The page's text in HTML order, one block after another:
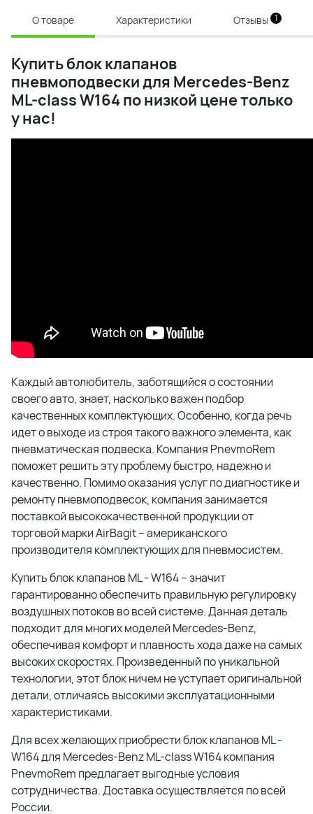
О товаре Характеристики Отзывы 1
Купитьблок клапанов
пневмоподвески для Mercedes-Benz
ML-class W164 по низкой цене только
у нас!
Каждый автолюбитель, заботящийся о состоянии
своего авто, знает, насколько важен подбор
качественных комплектующих. Особенно, когда речь
идет о выходе из строя такого важного элемента, как
пневматическая подвеска. Компания PnevmoRem
поможет решить эту проблему быстро, надежно и
качественно. Помимо оказания услуг по диагностике и
ремонту пневмоподвесок, компания занимается
поставкой высококачественной продукции от
торговой марки AirBagit – американского
производителя комплектующих для пневмосистем.
Купить блок клапанов ML - W164 – значит
гарантированно обеспечить правильную регулировку
воздушных потоков во всей системе. Данная деталь
подходит для многих моделей Mercedes-Benz,
обеспечивая комфорт и плавность хода даже на самых
высоких скоростях. Произведенный по уникальной
технологии, этот блок ничем не уступает оригинальной
детали, отличаясь высокими эксплуатационными
характеристиками.
Для всех желающих приобрести блок клапанов ML -
W164 для Mercedes-Benz ML-class W164 компания
PnevmoRem предлагает выгодные условия
сотрудничества. Доставка осуществляется по всей
России.